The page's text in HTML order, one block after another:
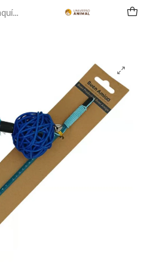
mimbre y Plumas Azul